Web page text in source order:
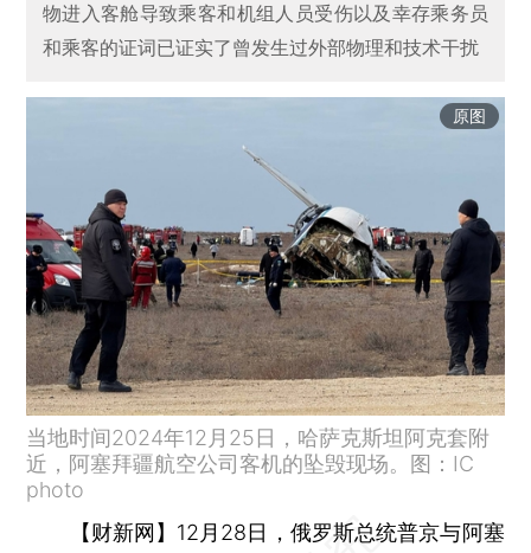
物进入客舱导致乘客和机组人员受伤以及幸存乘务员
和乘客的证词已证实了曾发生过外部物理和技术干扰
原图
当地时间2024年12月25日，哈萨克斯坦阿克套附
近，阿塞拜疆航空公司客机的坠毁现场。图：IC
photo
【财新网】 12月28日，俄罗斯总统普京与阿塞